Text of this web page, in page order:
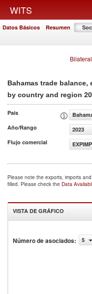
WITS
Datos Básicos Resumen
Bahamas trade
by country and region
País
Año/Rango
2023
Flujo comercial
EXPIMP
Please note the exports, imports
filled. Please check the Data
VISTA DE GRÁFICO
Número de asociados: 5